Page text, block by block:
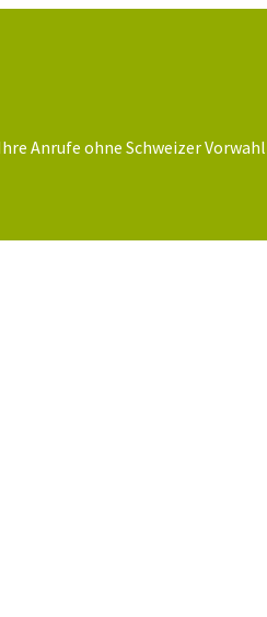
Anrufe ohne Schweizer